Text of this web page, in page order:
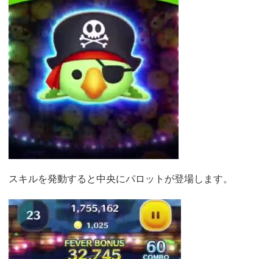
スキルを発動すると中央にパロットが登場します。